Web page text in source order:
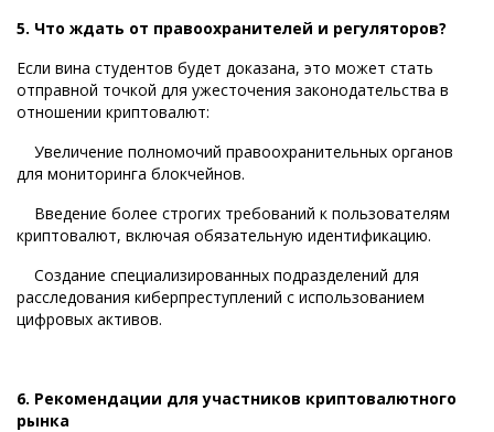
5. Что ждать от правоохранителей и регуляторов?
Если вина студентов будет доказана, это может стать
отправной точкой для ужесточения законодательства в
отношении криптовалют:
Увеличение полномочий правоохранительных органов
для мониторинга блокчейнов.
Введение более строгих требований к пользователям
криптовалют, включая обязательную идентификацию.
Создание специализированных подразделений для
расследования киберпреступлений с использованием
цифровых активов.
6. Рекомендации для участников криптовалютного
рынка